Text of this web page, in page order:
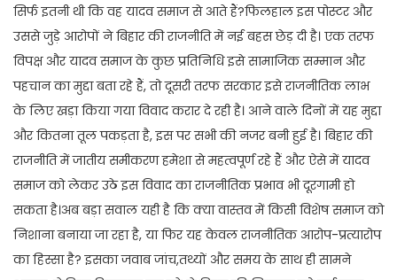
सिर्फ इतनी थी कि वह यादव समाज से आते हैं?फिलहाल इस पोस्टर और
उससे जुड़े आरोपों ने बिहार की राजनीति में नई बहस छेड़ दी है। एक तरफ
विपक्ष और यादव समाज के कुछ प्रतिनिधि इसे सामाजिक सम्मान और
पहचान का मुद्दा बता रहे हैं, तो दूसरी तरफ सरकार इसे राजनीतिक लाभ
के लिए खड़ा किया गया विवाद करार दे रही है। आने वाले दिनों में यह मुद्दा
और कितना तूल पकड़ता है, इस पर सभी की नजर बनी हुई है। बिहार की
राजनीति में जातीय समीकरण हमेशा से महत्वपूर्ण रहे हैं और ऐसे में यादव
समाज को लेकर उठे इस विवाद का राजनीतिक प्रभाव भी दूरगामी हो
सकता है।अब बड़ा सवाल यही है कि क्या वास्तव में किसी विशेष समाज को
निशाना बनाया जा रहा है, या फिर यह केवल राजनीतिक आरोप-प्रत्यारोप
का हिस्सा है? इसका जवाब जांच,तथ्यों और समय के साथ ही सामने